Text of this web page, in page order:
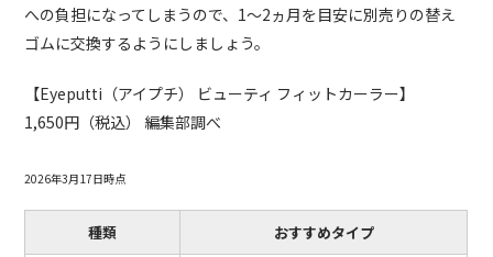
への負担になってしまうので、1～2ヵ月を目安に別売りの替え
ゴムに交換するようにしましょう。
【Eyeputti（アイプチ） ビューティ フィットカーラー】
1,650円（税込） 編集部調べ
2026年3月17日時点
種類 おすすめタイプ